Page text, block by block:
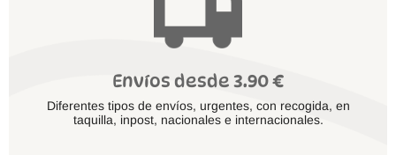
Envíos desde 3.90 €
Diferentes tipos de envíos, urgentes, con recogida, en
taquilla, inpost, nacionales e internacionales.